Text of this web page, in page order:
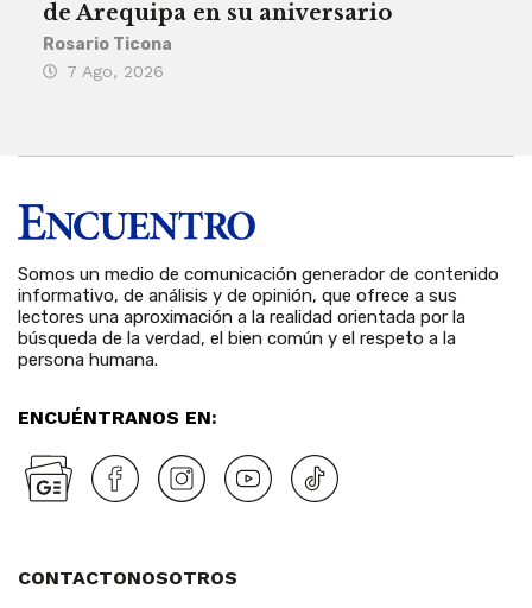
de Arequipa en su aniversario
Rosario Ticona
7 Ago, 2026
Somos un medio de comunicación generador de contenido
informativo, de análisis y de opinión, que ofrece a sus
lectores una aproximación a la realidad orientada por la
búsqueda de la verdad, el bien común y el respeto a la
persona humana.
ENCUÉNTRANOS EN:
CONTACTONOSOTROS